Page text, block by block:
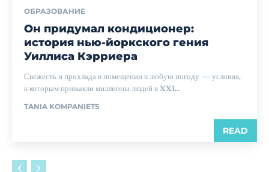
ОБРАЗОВАНИЕ
Он придумал кондиционер:
история нью-йоркского гения
Уиллиса Кэрриера
Свежесть и прохлада в помещении в любую погоду — условия,
к которым привыкли миллионы людей в XXI...
TANIA KOMPANIETS
READ